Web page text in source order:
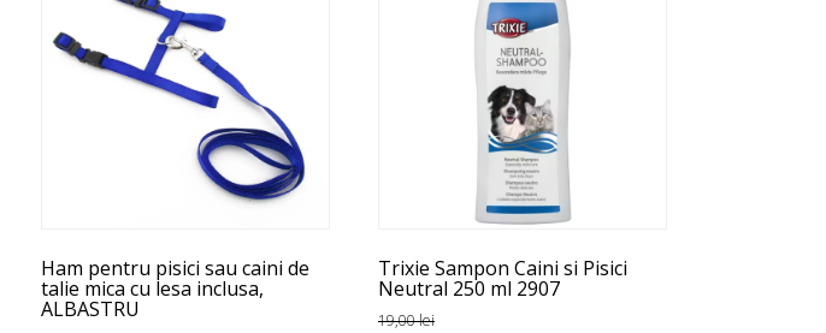
Ham pentru pisici sau caini de
talie mica cu lesa inclusa,
ALBASTRU
Trixie Sampon Caini si Pisici
Neutral 250 ml 2907
19,00lei